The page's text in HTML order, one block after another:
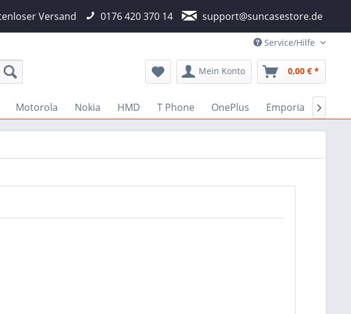
Versand 0176 420 370 14 support@suncasestore.de
Service/Hilfe
Mein Konto 0,00 € *
Motorola Nokia HMD T Phone OnePlus Emporia 